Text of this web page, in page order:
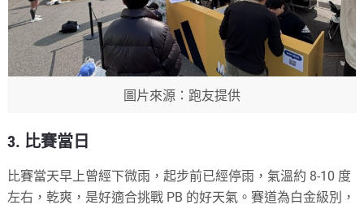
圖片來源：跑友提供
3. 比賽當日
比賽當天早上曾經下微雨，起步前已經停雨，氣溫約 8-10 度
左右，乾爽，是好適合挑戰 PB 的好天氣。賽道為白金級別，